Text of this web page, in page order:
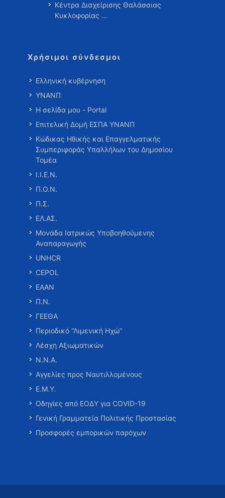
Κέντρα Διαχείρισης Θαλάσσιας
Κυκλοφορίας …
Χρήσιμοι σύνδεσμοι
Ελληνική κυβέρνηση
ΥΝΑΝΠ
Η σελίδα μου - Portal
Επιτελική Δομή ΕΣΠΑ ΥΝΑΝΠ
Κώδικας Ηθικής και Επαγγελματικής
Συμπεριφοράς Υπαλλήλων του Δημοσίου
Τομέα
Ι.Ι.Ε.Ν.
Π.Ο.Ν.
Π.Σ.
ΕΛ.ΑΣ.
Μονάδα Ιατρικώς Υποβοηθούμενης
Αναπαραγωγής
UNHCR
CEPOL
ΕΑΑΝ
Π.Ν.
ΓΕΕΘΑ
Περιοδικό “Λιμενική Ηχώ”
Λέσχη Αξιωματικών
Ν.Ν.Α.
Αγγελίες προς Ναυτιλλομένους
Ε.Μ.Υ.
Οδηγίες από ΕΟΔΥ για COVID-19
Γενική Γραμματεία Πολιτικής Προστασίας
Προσφορές εμπορικών παρόχων